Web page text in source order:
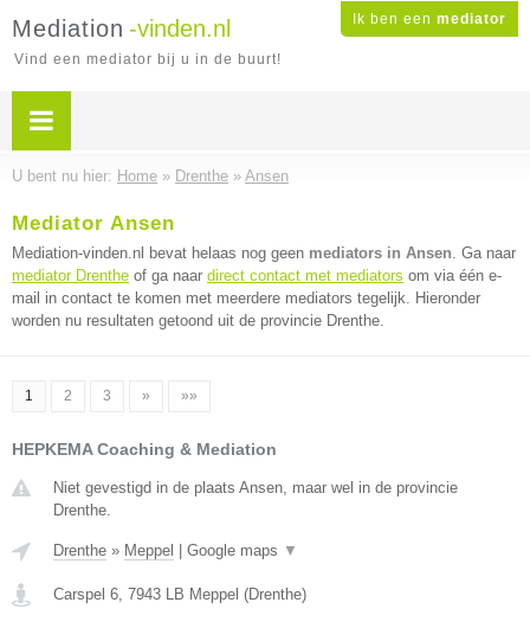
Ik ben een mediator
Mediation -vinden.nl
Vind een mediator bij u in de buurt!
U bent nu hier: Home » Drenthe » Ansen
Mediator Ansen
Mediation-vinden.nl bevat helaas nog geen mediators in Ansen. Ga naar
mediator Drenthe of ga naar direct contact met mediators om via één e-
mail in contact te komen met meerdere mediators tegelijk. Hieronder
worden nu resultaten getoond uit de provincie Drenthe.
1 2 3 » »»
HEPKEMA Coaching & Mediation
Niet gevestigd in de plaats Ansen, maar wel in de provincie
Drenthe.
Drenthe » Meppel Google maps ▼
Carspel 6, 7943 LB Meppel (Drenthe)